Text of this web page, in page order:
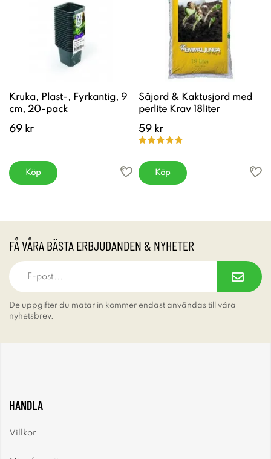
Kruka, Plast-, Fyrkantig, 9
cm, 20-pack
69 kr
Köp
Såjord & Kaktusjord med
perlite Krav 18liter
59 kr
Köp
FÅ VÅRA BÄSTA ERBJUDANDEN & NYHETER
De uppgifter du matar in kommer endast användas till våra
nyhetsbrev.
HANDLA
Villkor